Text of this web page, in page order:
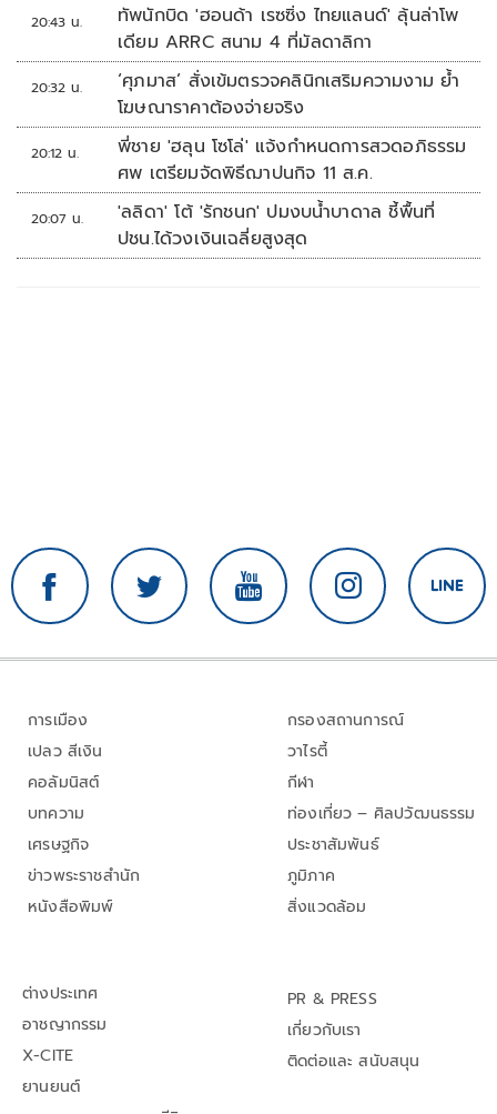
20:43 น.
ทัพนักบิด 'ฮอนด้า เรซซิ่ง ไทยแลนด์' ลุ้นล่าโพ
เดียม ARRC สนาม 4 ที่มัลดาลิกา
20:32 น.
‘ศุภมาส’ สั่งเข้มตรวจคลินิกเสริมความงาม ย้ำ
โฆษณาราคาต้องจ่ายจริง
20:12 น.
พี่ชาย 'ฮลุน โซโล่' แจ้งกำหนดการสวดอภิธรรม
ศพ เตรียมจัดพิธีฌาปนกิจ 11 ส.ค.
20:07 น.
'ลลิดา' โต้ 'รักชนก' ปมงบน้ำบาดาล ชี้พื้นที่
ปชน.ได้วงเงินเฉลี่ยสูงสุด
การเมือง
เปลว สีเงิน
คอลัมนิสต์
บทความ
เศรษฐกิจ
ข่าวพระราชสำนัก
หนังสือพิมพ์
กรองสถานการณ์
วาไรตี้
กีฬา
ท่องเที่ยว – ศิลปวัฒนธรรม
ประชาสัมพันธ์
ภูมิภาค
สิ่งแวดล้อม
ต่างประเทศ
อาชญากรรม
X-CITE
ยานยนต์
PR & PRESS
เกี่ยวกับเรา
ติดต่อและ สนับสนุน